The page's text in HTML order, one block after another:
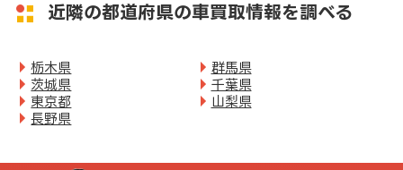
近隣の都道府県の車買取情報を調べる
栃木県
群馬県
茨城県
千葉県
東京都
山梨県
長野県